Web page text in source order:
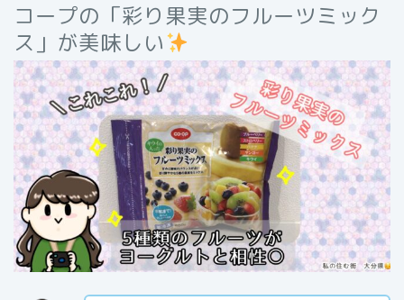
コープの「彩り果実のフルーツミック
ス」が美味しい